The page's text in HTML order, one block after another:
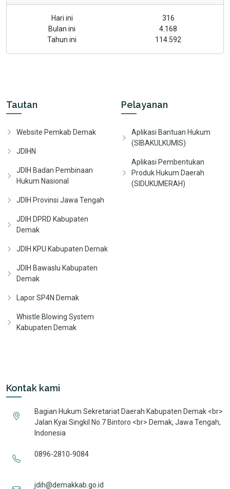
Hari ini
316
Bulan ini
4.168
Tahun ini
114.592
Tautan
Website Pemkab Demak
JDIHN
JDIH Badan Pembinaan
Hukum Nasional
JDIH Provinsi Jawa Tengah
JDIH DPRD Kabupaten
Demak
JDIH KPU Kabupaten Demak
JDIH Bawaslu Kabupaten
Demak
Lapor SP4N Demak
Whistle Blowing System
Kabupaten Demak
Pelayanan
Aplikasi Bantuan Hukum
(SIBAKULKUMIS)
Aplikasi Pembentukan
Produk Hukum Daerah
(SIDUKUMERAH)
Kontak kami
Bagian Hukum Sekretariat Daerah Kabupaten Demak <br>
Jalan Kyai Singkil No.7 Bintoro <br> Demak, Jawa Tengah,
Indonesia
0896-2810-9084
jdih@demakkab.go.id